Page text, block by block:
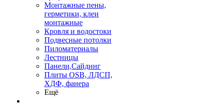
Монтажные пены,
герметики, клеи
монтажные
Кровля и водостоки
Подвесные потолки
Пиломатериалы
Лестницы
Панели,Сайдинг
Плиты OSB, ЛДСП,
ХДФ, фанера
Ещё